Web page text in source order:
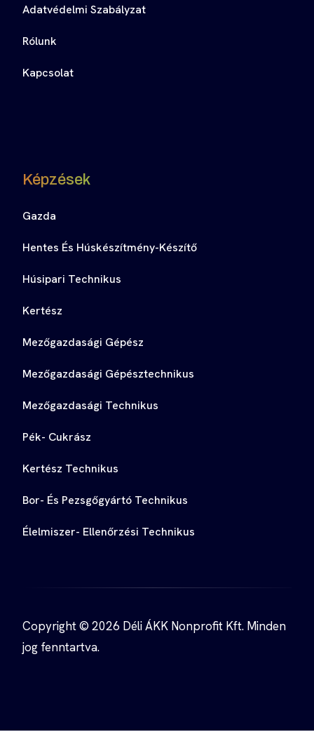
Adatvédelmi Szabályzat
Rólunk
Kapcsolat
Képzések
Gazda
Hentes És Húskészítmény-Készítő
Húsipari Technikus
Kertész
Mezőgazdasági Gépész
Mezőgazdasági Gépésztechnikus
Mezőgazdasági Technikus
Pék- Cukrász
Kertész Technikus
Bor- És Pezsgőgyártó Technikus
Élelmiszer- Ellenőrzési Technikus
Copyright © 2026 Déli ÁKK Nonprofit Kft. Minden
jog fenntartva.